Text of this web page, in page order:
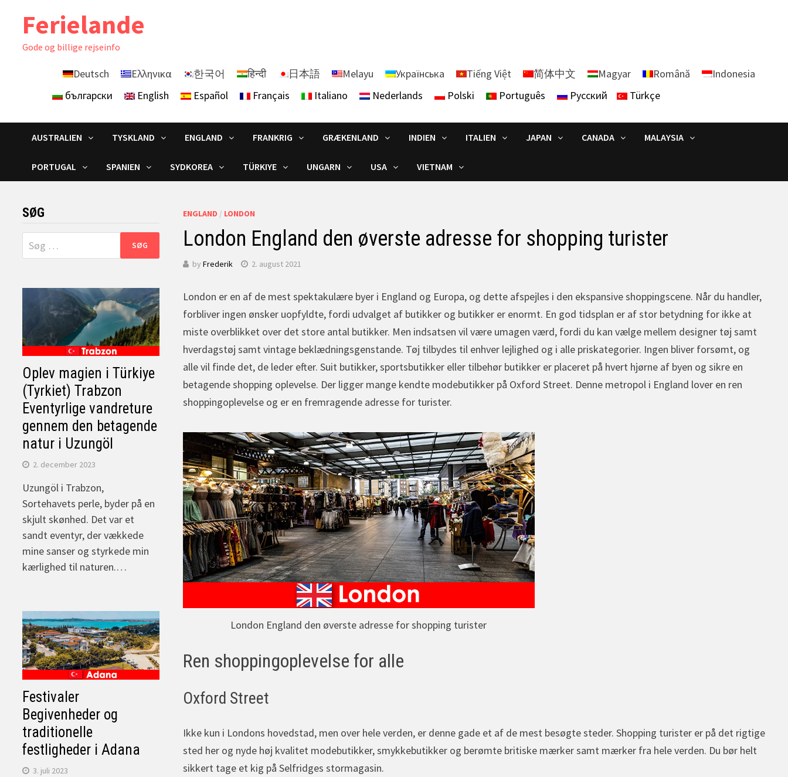
Ferielande
Gode ​​og billige rejseinfo
Deutsch Ελληνικα 한국어 हिन्दी 日本語 Melayu Українська Tiếng Việt 简体中文 Magyar Română
Indonesia
български
English Español Français Italiano Nederlands Polski Português Русский Türkçe
AUSTRALIEN TYSKLAND ENGLAND FRANKRIG GRÆKENLAND INDIEN ITALIEN JAPAN CANADA MALAYSIA
PORTUGAL SPANIEN SYDKOREA TÜRKIYE UNGARN USA VIETNAM
ENGLAND / LONDON
London England den øverste adresse for shopping turister
by Frederik 2. august 2021
London er en af de mest spektakulære byer i England og Europa, og dette afspejles i den ekspansive shoppingscene. Når du handler,
forbliver ingen ønsker uopfyldte, fordi udvalget af butikker og butikker er enormt. En god tidsplan er af stor betydning for ikke at
miste overblikket over det store antal butikker. Men indsatsen vil være umagen værd, fordi du kan vælge mellem designer tøj samt
hverdagstøj samt vintage beklædningsgenstande. Tøj tilbydes til enhver lejlighed og i alle priskategorier. Ingen bliver forsømt, og
alle vil finde det, de leder efter. Suit butikker, sportsbutikker eller tilbehør butikker er placeret på hvert hjørne af byen og sikre en
betagende shopping oplevelse. Der ligger mange kendte modebutikker på Oxford Street. Denne metropol i England lover en ren
shoppingoplevelse og er en fremragende adresse for turister.
London England den øverste adresse for shopping turister
Ren shoppingoplevelse for alle
Oxford Street
Ikke kun i Londons hovedstad, men over hele verden, er denne gade et af de mest besøgte steder. Shopping turister er på det rigtige
sted her og nyde høj kvalitet modebutikker, smykkebutikker og berømte britiske mærker samt mærker fra hele verden. Du bør helt
sikkert tage et kig på Selfridges stormagasin.
SØG
Søg
efter:
Oplev magien i Türkiye
(Tyrkiet) Trabzon
Eventyrlige vandreture
gennem den betagende
natur i Uzungöl
2. december 2023
Uzungöl i Trabzon,
Sortehavets perle, byder på en
skjult skønhed. Det var et
sandt eventyr, der vækkede
mine sanser og styrkede min
kærlighed til naturen.…
Festivaler
Begivenheder og
traditionelle
festligheder i Adana
3. juli 2023